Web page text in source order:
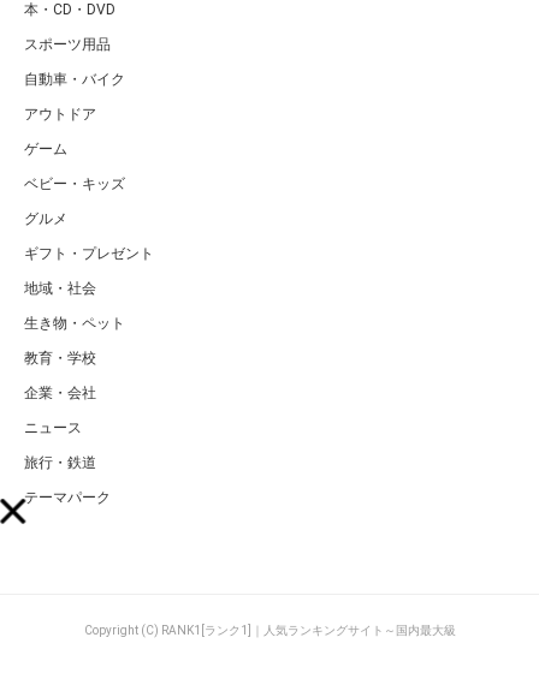
本・CD・DVD
スポーツ用品
自動車・バイク
アウトドア
ゲーム
ベビー・キッズ
グルメ
ギフト・プレゼント
地域・社会
生き物・ペット
教育・学校
企業・会社
ニュース
旅行・鉄道
テーマパーク
Copyright (C) RANK1[ランク1]｜人気ランキングサイト～国内最大級